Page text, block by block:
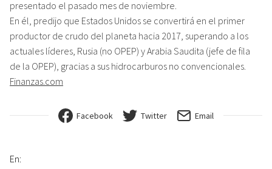
presentado el pasado mes de noviembre.
En él, predijo que Estados Unidos se convertirá en el primer
productor de crudo del planeta hacia 2017, superando a los
actuales líderes, Rusia (no OPEP) y Arabia Saudita (jefe de fila
de la OPEP), gracias a sus hidrocarburos no convencionales.
Finanzas.com
Facebook Twitter Email
En: